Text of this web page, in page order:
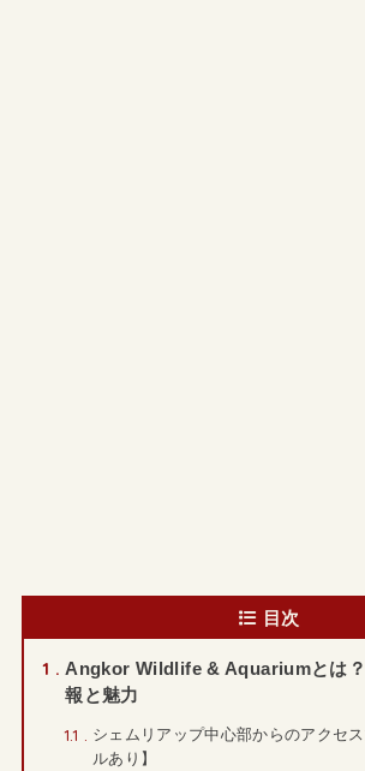
目次
1
Angkor Wildlife & Aquariumとは
報と魅力
1.1
シェムリアップ中心部からのアクセ
ルあり】